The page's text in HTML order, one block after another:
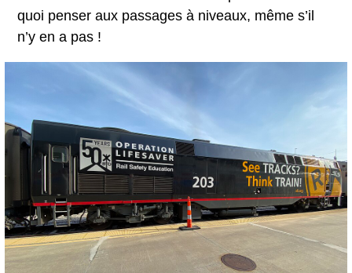
quoi penser aux passages à niveaux, même s’il
n’y en a pas !